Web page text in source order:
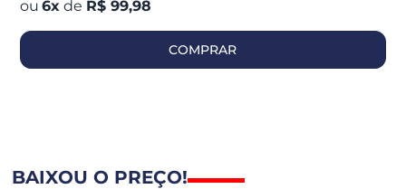
6x de R$ 99,98
COMPRAR
BAIXOU O PREÇO!